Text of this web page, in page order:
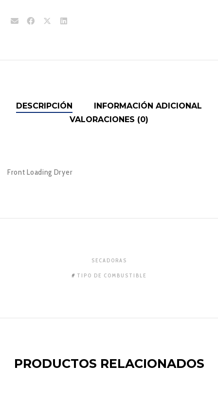
DESCRIPCIÓN
INFORMACIÓN ADICIONAL
VALORACIONES (0)
Front Loading Dryer
SECADORAS
TIPO DE COMBUSTIBLE
PRODUCTOS RELACIONADOS